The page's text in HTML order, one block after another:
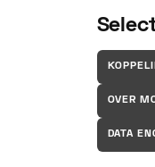
OVER
DATA